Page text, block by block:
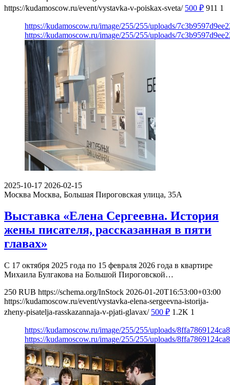
https://kudamoscow.ru/event/vystavka-v-poiskax-sveta/ 500 ₽ 911 1
https://kudamoscow.ru/image/255/255/uploads/
https://kudamoscow.ru/image/255/255/uploads/
2025-10-17 2026-02-15
Москва Москва, Большая Пироговская улица, 35А
Выставка «Елена Сергеевна. История
жены писателя, рассказанная в пяти
главах»
С 17 октября 2025 года по 15 февраля 2026 года в квартире
Михаила Булгакова на Большой Пироговской…
250 RUB https://schema.org/InStock 2026-01-20T16:53:00+03:00
https://kudamoscow.ru/event/vystavka-elena-sergeevna-istorija-
zheny-pisatelja-rasskazannaja-v-pjati-glavax/ 500 ₽ 1.2K 1
https://kudamoscow.ru/image/255/255/uploads/
https://kudamoscow.ru/image/255/255/uploads/